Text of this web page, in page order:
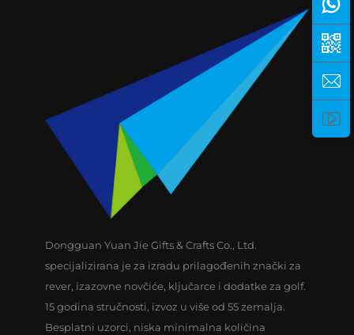
Dongguan Yuan Jie Gifts & Crafts Co., Ltd.
specijalizirana je za izradu prilagođenih znački za
rever, izazovne novčiće, ključarce i dodatke za golf.
15 godina stručnosti, izvoz u više od 55 zemalja.
Besplatni uzorci, niska minimalna količina